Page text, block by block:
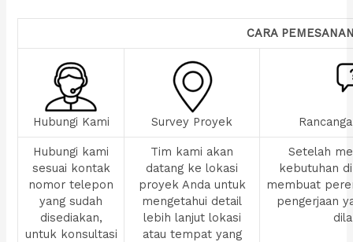
CARA
Hubungi Kami Survey Proyek
Hubungi kami
sesuai kontak
nomor telepon
yang sudah
disediakan,
untuk konsultasi
Tim kami akan
datang ke lokasi
proyek Anda untuk
mengetahui detail
lebih lanjut lokasi
atau tempat yang
Setelah
kebutuhan
membuat
pengerjaan